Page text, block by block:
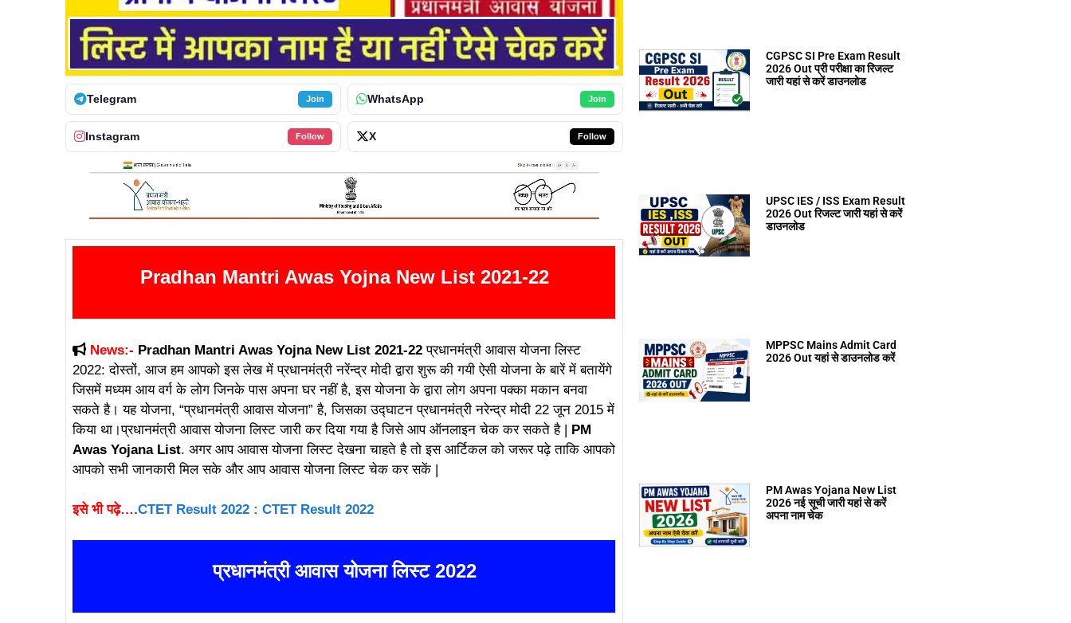
Telegram Join WhatsApp Join
Instagram Follow X Follow
Pradhan Mantri Awas Yojna New List 2021-22
News:- Pradhan Mantri Awas Yojna New List 2021-22 प्रधानमंत्री आवास योजना लिस्ट
2022: दोस्तों, आज हम आपको इस लेख में प्रधानमंत्री नरेंन्द्र मोदी द्वारा शुरू की गयी ऐसी योजना के बारें में बतायेंगे
जिसमें मध्यम आय वर्ग के लोग जिनके पास अपना घर नहीं है, इस योजना के द्वारा लोग अपना पक्का मकान बनवा
सकते है। यह योजना, “प्रधानमंत्री आवास योजना” है, जिसका उद्घाटन प्रधानमंत्री नरेन्द्र मोदी 22 जून 2015 में
किया था।प्रधानमंत्री आवास योजना लिस्ट जारी कर दिया गया है जिसे आप ऑनलाइन चेक कर सकते है | PM
Awas Yojana List. अगर आप आवास योजना लिस्ट देखना चाहते है तो इस आर्टिकल को जरूर पढ़े ताकि आपको
आपको सभी जानकारी मिल सके और आप आवास योजना लिस्ट चेक कर सकें |
इसे भी पढ़े….CTET Result 2022 : CTET Result 2022
प्रधानमंत्री आवास योजना लिस्ट 2022
CGPSC SI Pre Exam Result
2026 Out प्री परीक्षा का रिजल्ट
जारी यहां से करें डाउनलोड
UPSC IES / ISS Exam Result
2026 Out रिजल्ट जारी यहां से करें
डाउनलोड
MPPSC Mains Admit Card
2026 Out यहां से डाउनलोड करें
PM Awas Yojana New List
2026 नई सूची जारी यहां से करें
अपना नाम चेक